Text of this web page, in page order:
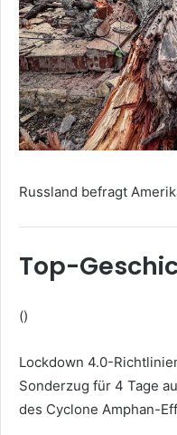
Russland befragt
Top-
()
Lockdown 4.0-
Sonderzug für 4 Tage
des Cyclone Amphan-